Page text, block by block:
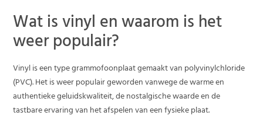
Wat is vinyl en waarom is het
weer populair?
Vinyl is een type grammofoonplaat gemaakt van polyvinylchloride
(PVC). Het is weer populair geworden vanwege de warme en
authentieke geluidskwaliteit, de nostalgische waarde en de
tastbare ervaring van het afspelen van een fysieke plaat.